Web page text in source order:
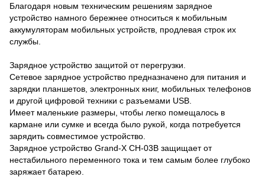
Благодаря новым техническим решениям зарядное
устройство намного бережнее относиться к мобильным
аккумуляторам мобильных устройств, продлевая строк их
службы.
Зарядное устройство защитой от перегрузки.
Сетевое зарядное устройство предназначено для питания и
зарядки планшетов, электронных книг, мобильных телефонов
и другой цифровой техники с разъемами USB.
Имеет маленькие размеры, чтобы легко помещалось в
кармане или сумке и всегда было рукой, когда потребуется
зарядить совместимое устройство.
Зарядное устройство Grand-X CH-03B защищает от
нестабильного переменного тока и тем самым более глубоко
заряжает батарею.